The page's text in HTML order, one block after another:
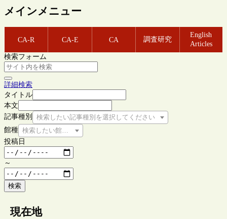
メインメニュー
CA-R CA-E CA 調査研究
English
Articles
検索フォーム
詳細検索
タイトル
本文
記事種別
検索したい記事種別を選択してください
館種 検索したい館種を選択してください
投稿日
～
検索
現在地